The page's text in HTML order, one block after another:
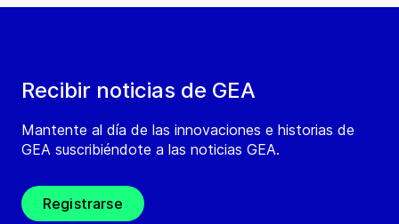
Recibir noticias de GEA
Mantente al día de las innovaciones e historias de
GEA suscribiéndote a las noticias GEA.
Registrarse